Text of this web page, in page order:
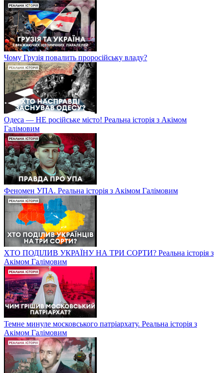
Чому Грузія повалить проросійську владу?
Одеса — НЕ російське місто! Реальна історія з Акімом
Галімовим
Феномен УПА. Реальна історія з Акімом Галімовим
ХТО ПОДІЛИВ УКРАЇНУ НА ТРИ СОРТИ? Реальна історія з
Акімом Галімовим
Темне минуле московського патріархату. Реальна історія з
Акімом Галімовим